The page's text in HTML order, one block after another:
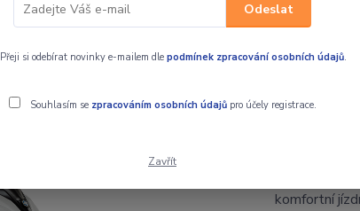
Piaggio 1
je Piaggio
velkorysý
komfortní
Odeslat
Přeji si odebírat novinky e-mailem dle podmínek zpracování osobních údajů.
Souhlasím se zpracováním osobních údajůpro účely registrace.
Zavřít